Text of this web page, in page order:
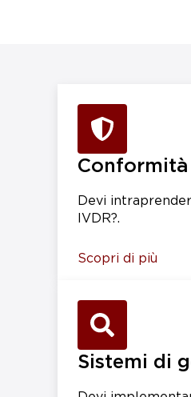
Conformità
Devi
IVDR?.
Scopri di più
Sistemi di